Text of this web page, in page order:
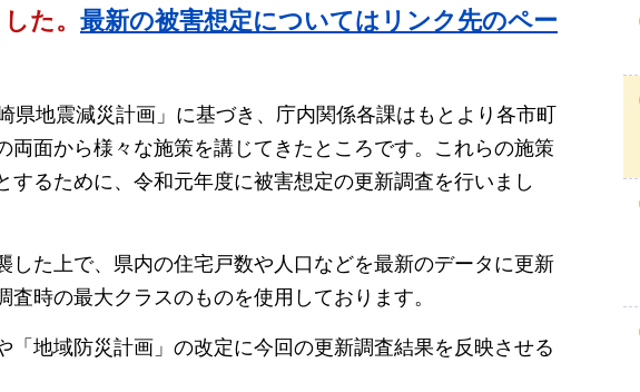
た。 最新の被害想定についてはリンク先のペー
県地震減災計画」に基づき、庁内関係各課はもとより各市町
面から様々な施策を講じてきたところです。これらの施策
るために、令和元年度に被害想定の更新調査を行いまし
た上で、県内の住宅戸数や人口などを最新のデータに更新
時の最大クラスのものを使用しております。
地域防災計画」の改定に今回の更新調査結果を反映させる